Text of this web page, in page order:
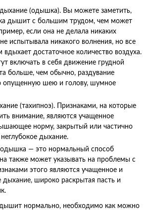
(одышка). Вы можете заметить,
дышит с большим трудом, чем может
если она не делала никаких
испытывала никакого волнения, но все
вдыхает достаточное количество воздуха.
включать в себя движение грудной
больше, чем обычно, раздувание
опущенную шею и голову, шумное
(тахипноэ). Признаками, на которые
внимание, являются учащенное
норму, закрытый или частично
дыхание.
— это нормальный способ
также может указывать на проблемы с
этого являются учащенное и
дыхание, широко раскрытая пасть и
нормально, необходимо как можно